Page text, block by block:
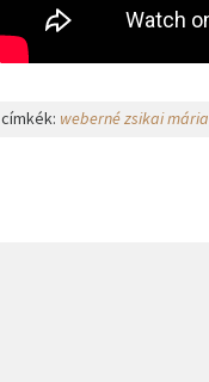
címkék: weberné zsikai mária